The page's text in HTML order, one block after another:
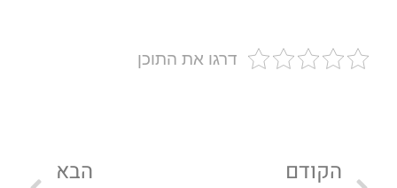
דרגו את התוכן
הקודם
הבא